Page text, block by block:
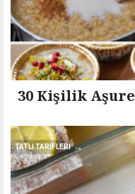
30 Kişilik Aşure
TATLI TARIFLERI